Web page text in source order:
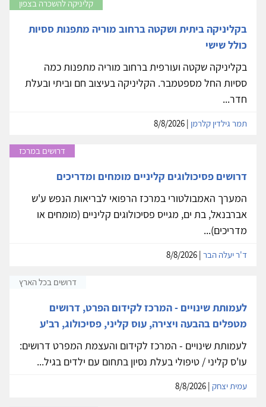
קליניקה להשכרה בצפון
בקליניקה ביתית ושקטה ברחוב מוריה מתפנות ססיות
כולל שישי
בקליניקה שקטה ועורפית ברחוב מוריה מתפנות כמה
ססיות החל מספטמבר. הקליניקה בעיצוב חם וביתי ובעלת
חדר...
תמר גילדין קלרמן
דרושים במרכז
דרושים פסיכולוגים קליניים מומחים ומדריכים
המערך האמבולטורי במרכז הרפואי לבריאות הנפש ע'ש
אברבנאל, בת ים, מגייס פסיכולוגים קליניים (מומחים או
מדריכים)...
ד'ר יעלה הבר
דרושים בכל הארץ
לעמותת שינויים - המרכז לקידום הפרט, דרושים
מטפלים בהבעה ויצירה, עוס קליני, פסיכולוג, רב'ע
לעמותת שינויים - המרכז לקידום והעצמת המפרט דרושים:
עו'ס קליני / טיפולי בעלת נסיון בתחום עם ילדים בגיל...
עמית יצחק